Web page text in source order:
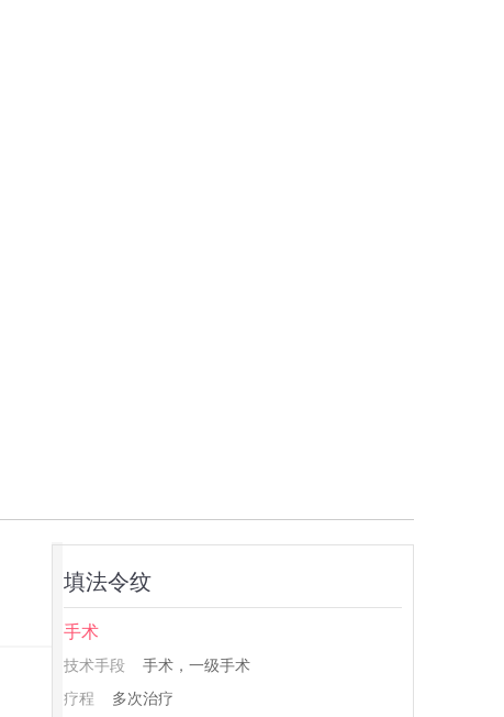
填法令纹
手术
技术手段
手术，一级手术
疗程
多次治疗